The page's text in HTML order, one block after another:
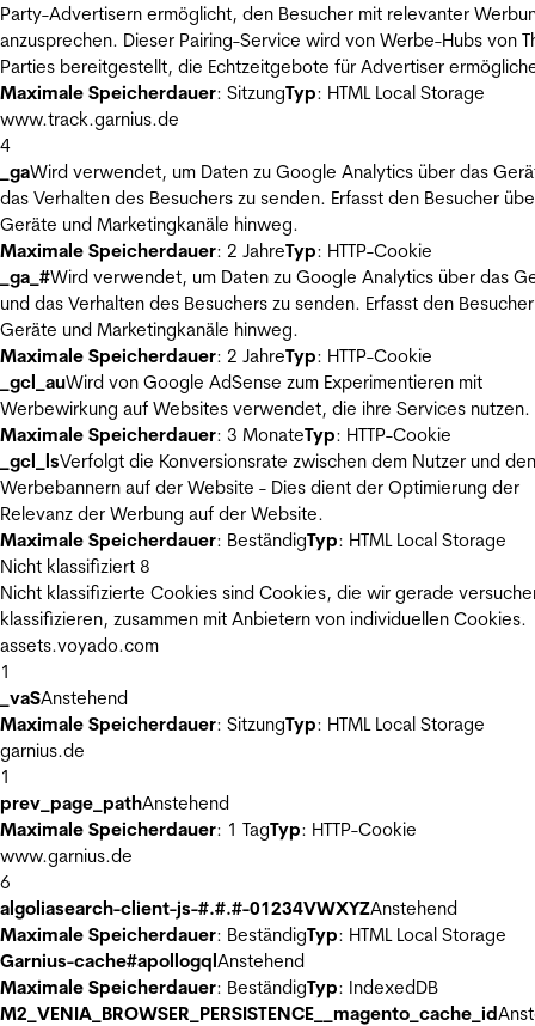
Party-Advertisern ermöglicht, den Besucher mit relevanter
anzusprechen. Dieser Pairing-Service wird von Werbe-Hubs von
Parties bereitgestellt, die Echtzeitgebote für Advertiser
Maximale Speicherdauer: SitzungTyp: HTML Local Storage
www.track.garnius.de
4
_gaWird verwendet, um Daten zu Google Analytics über das
das Verhalten des Besuchers zu senden. Erfasst den Besucher
Geräte und Marketingkanäle hinweg.
Maximale Speicherdauer: 2 JahreTyp: HTTP-Cookie
_ga_#Wird verwendet, um Daten zu Google Analytics über das
und das Verhalten des Besuchers zu senden. Erfasst den
Geräte und Marketingkanäle hinweg.
Maximale Speicherdauer: 2 JahreTyp: HTTP-Cookie
_gcl_auWird von Google AdSense zum Experimentieren mit
Werbewirkung auf Websites verwendet, die ihre Services nutzen.
Maximale Speicherdauer: 3 MonateTyp: HTTP-Cookie
_gcl_lsVerfolgt die Konversionsrate zwischen dem Nutzer und den
Werbebannern auf der Website - Dies dient der Optimierung der
Relevanz der Werbung auf der Website.
Maximale Speicherdauer: BeständigTyp: HTML Local Storage
Nicht klassifiziert 8
Nicht klassifizierte Cookies sind Cookies, die wir gerade
klassifizieren, zusammen mit Anbietern von individuellen Cookies.
assets.voyado.com
1
_vaSAnstehend
Maximale Speicherdauer: SitzungTyp: HTML Local Storage
garnius.de
1
prev_page_pathAnstehend
Maximale Speicherdauer: 1 TagTyp: HTTP-Cookie
www.garnius.de
6
algoliasearch-client-js-#.#.#-01234VWXYZAnstehend
Maximale Speicherdauer: BeständigTyp: HTML Local Storage
Garnius-cache#apollogqlAnstehend
Maximale Speicherdauer: BeständigTyp: IndexedDB
M2_VENIA_BROWSER_PERSISTENCE__magento_cache_id